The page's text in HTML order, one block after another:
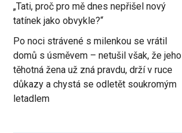
„Tati, proč pro mě dnes nepřišel nový
tatínek jako obvykle?“
Po noci strávené s milenkou se vrátil
domů s úsměvem – netušil však, že jeho
těhotná žena už zná pravdu, drží v ruce
důkazy a chystá se odletět soukromým
letadlem